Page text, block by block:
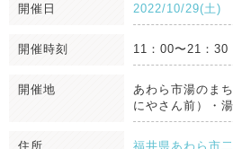
開催日 2022/10/29(土)
開催時刻 11：00〜21：30
開催地
あわら市湯のま
にやさん前）・
住所 福井県あわら市